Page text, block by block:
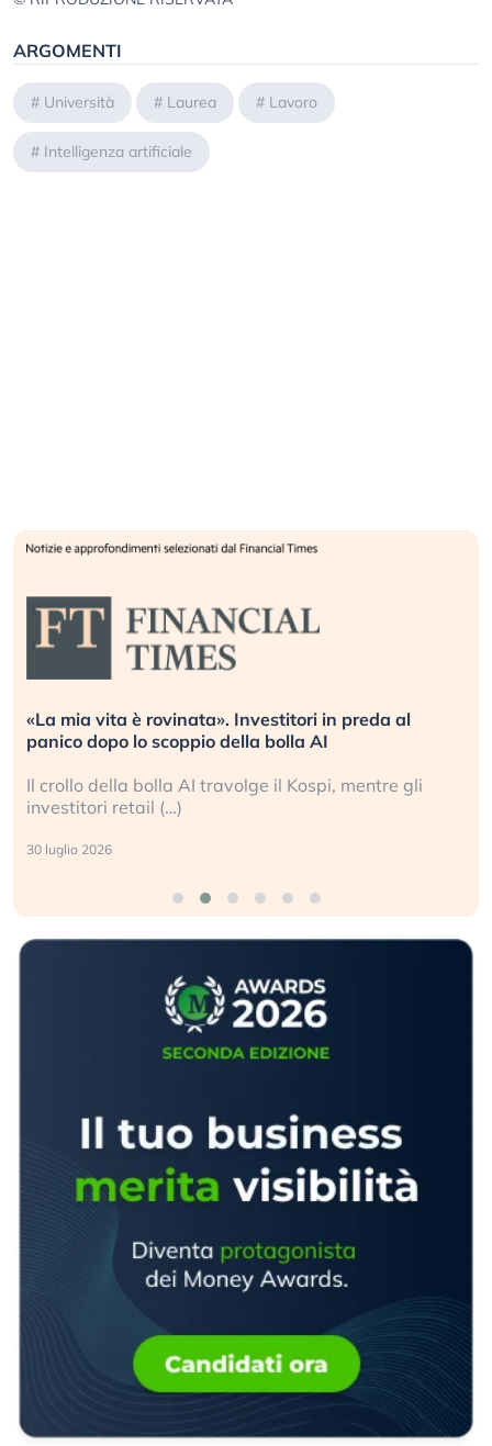
ARGOMENTI
# Università # Laurea # Lavoro
# Intelligenza artificiale
«La mia vita è rovinata». Investitori in preda al
panico dopo lo scoppio della bolla AI
Il crollo della bolla AI travolge il Kospi, mentre gli
investitori retail (…)
30 luglio 2026